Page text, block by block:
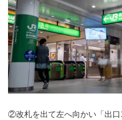
②改札を出て左へ向かい「出口